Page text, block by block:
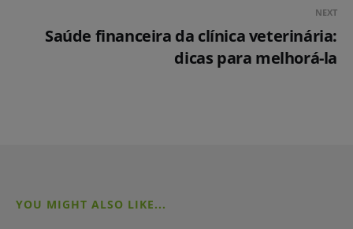
NEXT
Saúde financeira da clínica veterinária:
dicas para melhorá-la
YOU MIGHT ALSO LIKE...